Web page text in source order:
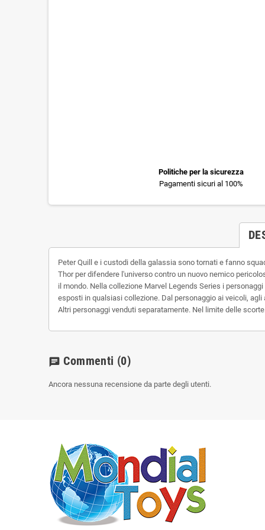
Politiche per la sicurezza
Pagamenti sicuri al 100%
Peter Quill e i custodi della galassia sono tornati e fanno
Thor per difendere l'universo contro un nuovo nemico
il mondo. Nella collezione Marvel Legends Series i
esposti in qualsiasi collezione. Dal personaggio ai veicoli,
Altri personaggi venduti separatamente. Nel limite delle
chat Commenti (0)
Ancora nessuna recensione da parte degli utenti.